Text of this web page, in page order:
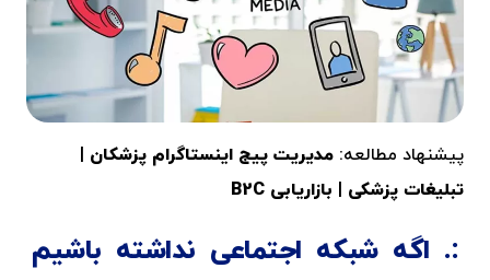
پیشنهاد مطالعه: مدیریت پیج اینستاگرام پزشکان |
تبلیغات پزشکی | بازاریابی B2C
اگه شبکه اجتماعی نداشته باشیم